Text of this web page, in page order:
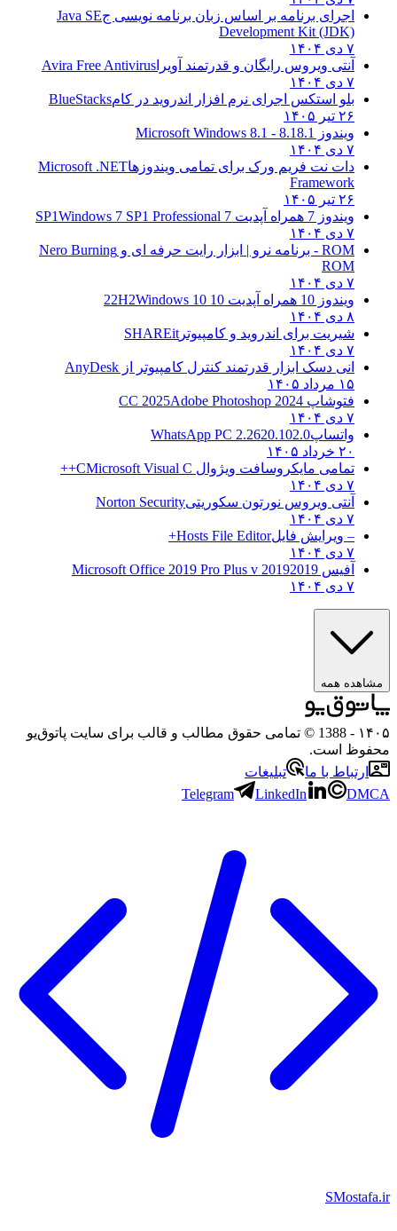
اجرای برنامه بر اساس زبان برنامه نویسی ج Java SE
Development Kit (JDK)
آنتی ویروس رایگان و قدرتمند آویراAvira Free Antivirus
بلو استکس اجرای نرم افزار اندروید در کامBlueStacks
۲۶ تیر ۱۴۰۵
ویندوز 8.18.1 - Microsoft Windows 8.1
دات نت فریم ورک برای تمامی ویندوزهاMicrosoft .NET
Framework
۲۶ تیر ۱۴۰۵
ویندوز 7 همراه آپدیت 7 SP1
Windows 7 SP1 Professional
ROM - برنامه نرو | ابزار رایت حرفه ای و
Nero Burning
ROM
ویندوز 10 همراه آپدیت 10 22H2
Windows 10
شیریت برای اندروید و کامپیوترSHAREit
انی دسک ابزار قدرتمند کنترل کامپیوتر ازAnyDesk
۱۵ مرداد ۱۴۰۵
فتوشاپ CC 2025Adobe Photoshop 2024
واتساپWhatsApp PC 2.2620.102.0
۲۰ خرداد ۱۴۰۵
تمامی مایکروسافت ویژوال C Microsoft Visual C++
آنتی ویروس نورتون سکوریتیNorton Security
– ویرایش فایلHosts File Editor+
آفیس 2019 2019 Microsoft Office 2019 Pro Plus v
مشاهده همه
- 1388 © تمامی حقوق مطالب و قالب برای سایت پاتوق‌یو
است.
ارتباط با ما
تبلیغات
Telegram
LinkedIn